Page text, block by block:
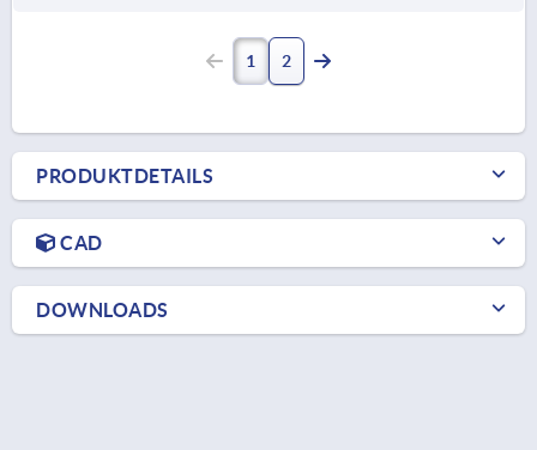
1 2
PRODUKTDETAILS
CAD
DOWNLOADS